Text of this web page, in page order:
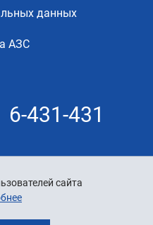
сайта
данных
АЗС
6-431-431